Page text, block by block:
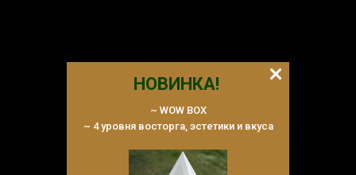
~ WOW BOX
~ 4 уровня восторга, эстетики и вкуса
НОВИНКА!